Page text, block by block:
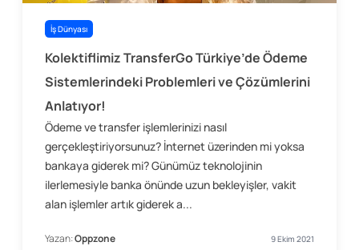
İş Dünyası
Kolektiflimiz TransferGo Türkiye’de Ödeme
Sistemlerindeki Problemleri ve Çözümlerini
Anlatıyor!
Ödeme ve transfer işlemlerinizi nasıl
gerçekleştiriyorsunuz? İnternet üzerinden mi yoksa
bankaya giderek mi? Günümüz teknolojinin
ilerlemesiyle banka önünde uzun bekleyişler, vakit
alan işlemler artık giderek a...
Yazan:Oppzone 9 Ekim 2021